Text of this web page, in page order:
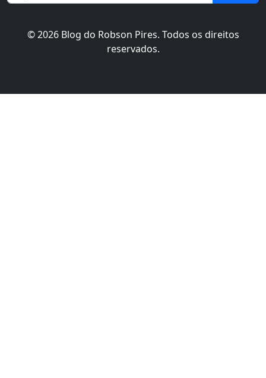
© 2026 Blog do Robson Pires. Todos os direitos
reservados.